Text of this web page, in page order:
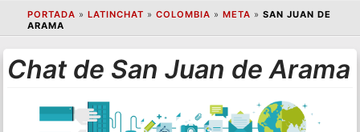
PORTADA » LATINCHAT » COLOMBIA » META » SAN JUAN DE
ARAMA
Chat de San Juan de Arama